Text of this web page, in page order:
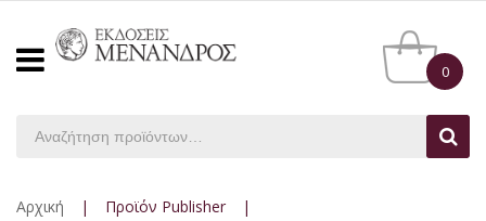
0
Αρχική | Προϊόν Publisher
|